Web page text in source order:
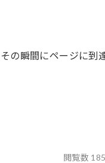
の瞬間にページに到
閲覧数